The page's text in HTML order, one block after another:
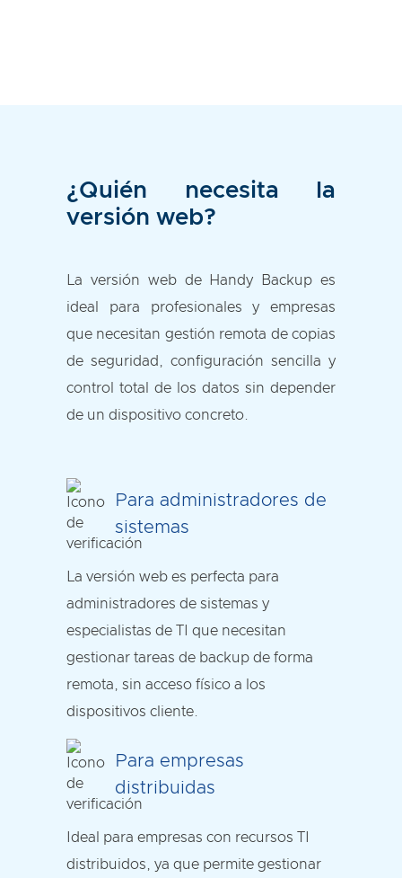
¿Quién necesita la
versión web?
La versión web de Handy Backup es
ideal para profesionales y empresas
que necesitan gestión remota de copias
de seguridad, configuración sencilla y
control total de los datos sin depender
de un dispositivo concreto.
Para administradores de
sistemas
La versión web es perfecta para
administradores de sistemas y
especialistas de TI que necesitan
gestionar tareas de backup de forma
remota, sin acceso físico a los
dispositivos cliente.
Para empresas
distribuidas
Ideal para empresas con recursos TI
distribuidos, ya que permite gestionar